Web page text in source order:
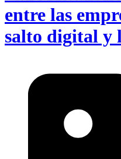
entre las
salto digital y